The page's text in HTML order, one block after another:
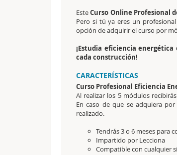
EsteCurso Online Profesional
Pero si tú ya eres un
opción de adquirir el curso por
¡Estudia eficiencia
cada construcción!
CARACTERÍSTICAS
Curso Profesional Eficiencia
Al realizar los 5 módulos
En caso de que se adquiera
realizado.
Tendrás 3 o 6 meses para
Impartido por Lecciona
Compatible con cualquier